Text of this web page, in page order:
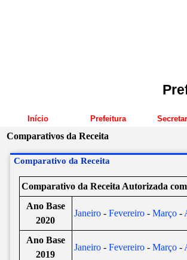
Início Prefeitura
Comparativos da Receita
Comparativo da Receita
Comparativo da Receita Autorizada
Ano Base
2020
Janeiro - Fevereiro - Março -
Ano Base
2019
Janeiro- Fevereiro- Março-